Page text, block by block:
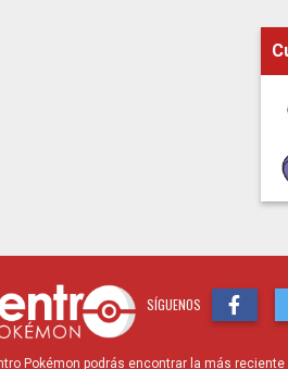
SÍGUENOS
Pokémon podrás encontrar la más